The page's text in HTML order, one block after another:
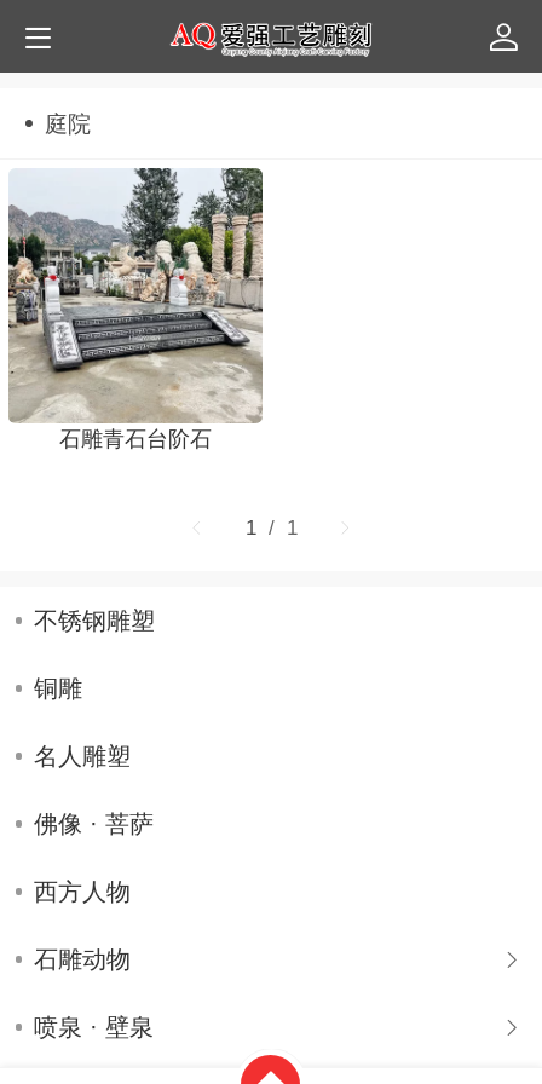
庭院
石雕青石台阶石
1 / 1
不锈钢雕塑
铜雕
名人雕塑
佛像 · 菩萨
西方人物
石雕动物
喷泉 · 壁泉